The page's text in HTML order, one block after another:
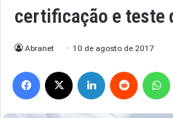
certificação e teste
Abranet 10 de agosto de 2017